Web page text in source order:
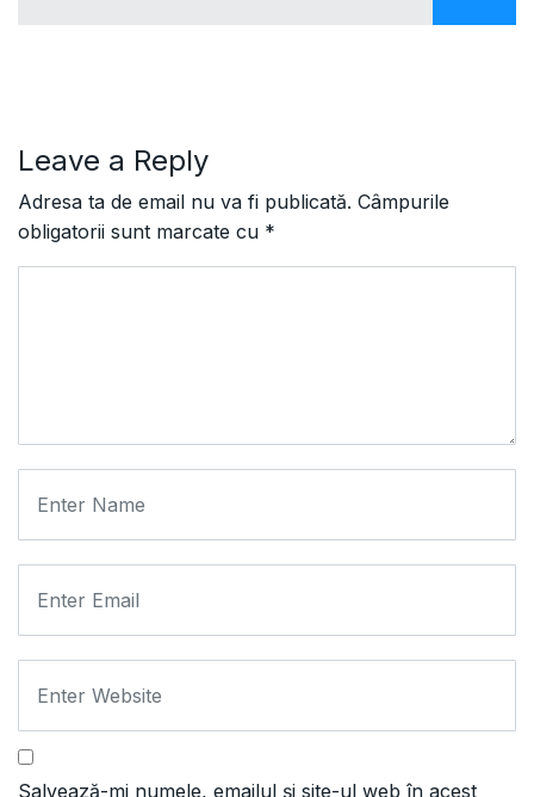
Leave a Reply
Adresa ta de email nu va fi publicată. Câmpurile
obligatorii sunt marcate cu *
Salvează-mi numele, emailul și site-ul web în acest